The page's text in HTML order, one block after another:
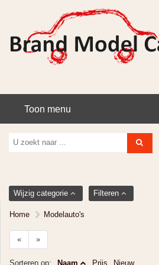
Toon menu
Wijzig categorie Filteren
Home Modelauto's
« »
Sorteren op: Naam Prijs Nieuw